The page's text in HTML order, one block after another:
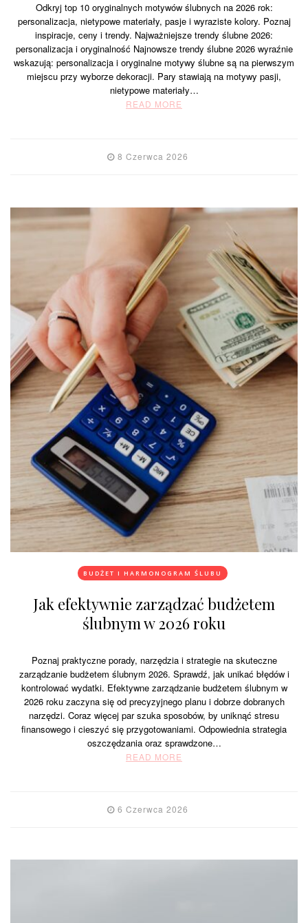
Odkryj top 10 oryginalnych motywów ślubnych na 2026 rok:
personalizacja, nietypowe materiały, pasje i wyraziste kolory. Poznaj
inspiracje, ceny i trendy. Najważniejsze trendy ślubne 2026:
personalizacja i oryginalność Najnowsze trendy ślubne 2026 wyraźnie
wskazują: personalizacja i oryginalne motywy ślubne są na pierwszym
miejscu przy wyborze dekoracji. Pary stawiają na motywy pasji,
nietypowe materiały…
READ MORE
8 Czerwca 2026
BUDŻET I HARMONOGRAM ŚLUBU
Jak efektywnie zarządzać budżetem
ślubnym w 2026 roku
Poznaj praktyczne porady, narzędzia i strategie na skuteczne
zarządzanie budżetem ślubnym 2026. Sprawdź, jak unikać błędów i
kontrolować wydatki. Efektywne zarządzanie budżetem ślubnym w
2026 roku zaczyna się od precyzyjnego planu i dobrze dobranych
narzędzi. Coraz więcej par szuka sposobów, by uniknąć stresu
finansowego i cieszyć się przygotowaniami. Odpowiednia strategia
oszczędzania oraz sprawdzone…
READ MORE
6 Czerwca 2026